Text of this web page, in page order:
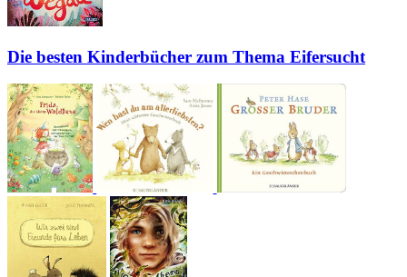
Die besten Kinderbücher zum Thema Eifersucht